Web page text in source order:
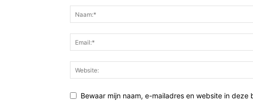
Bewaar mijn naam, e-mailadres en website in